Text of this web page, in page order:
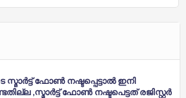
സ്മാർട്ട് ഫോൺ നഷ്ടപ്പെട്ടാൽ ഇനി
,സ്മാർട്ട് ഫോൺ നഷ്ടപെട്ടത് രജിസ്റ്റർ